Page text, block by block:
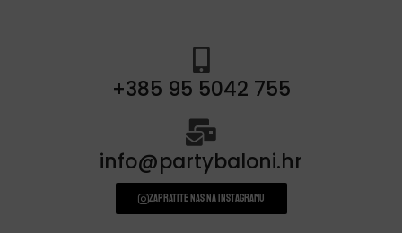
+385 95 5042 755
info@partybaloni.hr
Zapratite nas na instagramu